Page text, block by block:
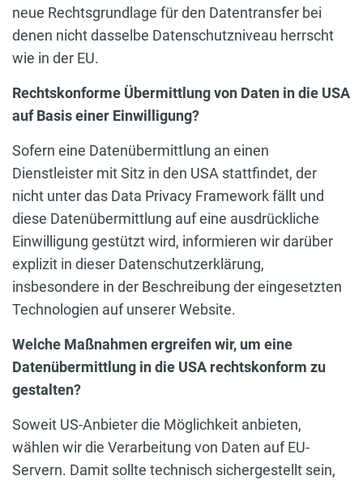
neue Rechtsgrundlage für den Datentransfer bei
denen nicht dasselbe Datenschutzniveau herrscht
wie in der EU.
Rechtskonforme Übermittlung von Daten in die USA
auf Basis einer Einwilligung?
Sofern eine Datenübermittlung an einen
Dienstleister mit Sitz in den USA stattfindet, der
nicht unter das Data Privacy Framework fällt und
diese Datenübermittlung auf eine ausdrückliche
Einwilligung gestützt wird, informieren wir darüber
explizit in dieser Datenschutzerklärung,
insbesondere in der Beschreibung der eingesetzten
Technologien auf unserer Website.
Welche Maßnahmen ergreifen wir, um eine
Datenübermittlung in die USA rechtskonform zu
gestalten?
Soweit US-Anbieter die Möglichkeit anbieten,
wählen wir die Verarbeitung von Daten auf EU-
Servern. Damit sollte technisch sichergestellt sein,